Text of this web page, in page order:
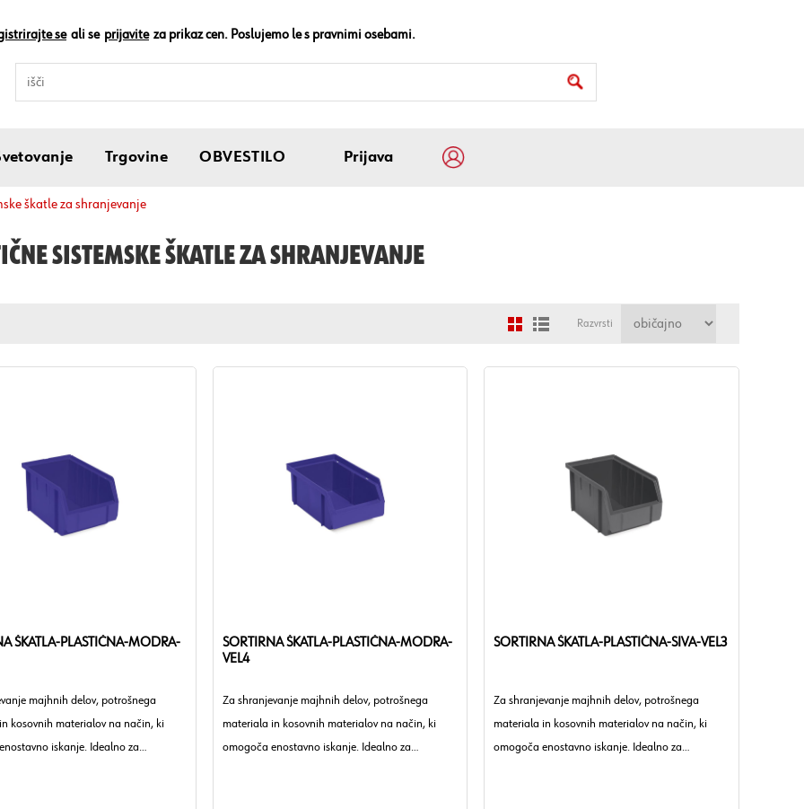
se ali se prijavite za prikaz cen. Poslujemo le s pravnimi osebami.
Trgovine OBVESTILO Prijava
škatle za shranjevanje
SISTEMSKE ŠKATLE ZA SHRANJEVANJE
Razvrsti
ŠKATLA-PLASTIČNA-MODRA-
majhnih delov, potrošnega
kosovnih materialov na način, ki
iskanje. Idealno za
SORTIRNA ŠKATLA-PLASTIČNA-MODRA-
VEL4
Za shranjevanje majhnih delov, potrošnega
materiala in kosovnih materialov na način, ki
omogoča enostavno iskanje. Idealno za
SORTIRNA ŠKATLA-PLASTIČNA-SIVA-VEL3
Za shranjevanje majhnih delov, potrošnega
materiala in kosovnih materialov na način, ki
omogoča enostavno iskanje. Idealno za